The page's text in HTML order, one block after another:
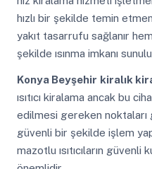
hızlı bir şekilde temin
yakıt tasarrufu sağlanır
şekilde ısınma imkanı
Konya Beyşehir kiralık
ısıtıcı kiralama ancak bu
edilmesi gereken noktaları
güvenli bir şekilde işlem
mazotlu ısıtıcıların güvenli